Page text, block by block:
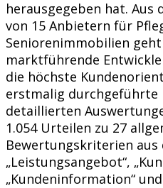
herausgegeben hat. Aus
von 15 Anbietern für
Seniorenimmobilien
marktführende
die höchste
erstmalig
detaillierten
1.054 Urteilen zu 27
Bewertungskriterien aus
„Leistungsangebot“,
„Kundeninformation“